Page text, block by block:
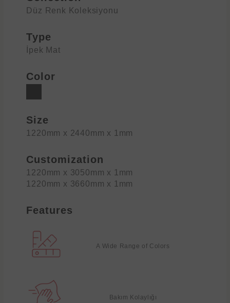
Düz Renk Koleksiyonu
Type
İpek Mat
Color
Size
1220mm x 2440mm x 1mm
Customization
1220mm x 3050mm x 1mm
1220mm x 3660mm x 1mm
Features
A Wide Range of Colors
Bakım Kolaylığı